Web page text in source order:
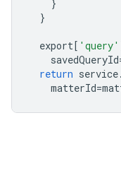
}
}
export[ 'query'
savedQueryId
return service.
matterId=